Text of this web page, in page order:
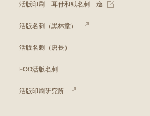
活版印刷 耳付和紙名刺 逸
活版名刺（黒林堂）
活版名刺（唐長）
ECO活版名刺
活版印刷研究所